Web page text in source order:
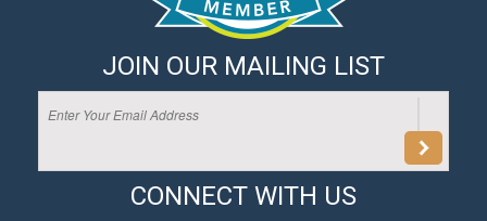
JOIN OUR MAILING LIST
CONNECT WITH US